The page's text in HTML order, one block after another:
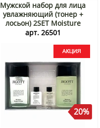
Мужской набор для лица
увлажняющий (тонер +
лосьон) 2SET Moisture
Homme Skin Care Jigott,
арт. 26501
20%